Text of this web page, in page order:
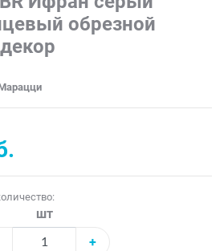
обрезной
шт
+